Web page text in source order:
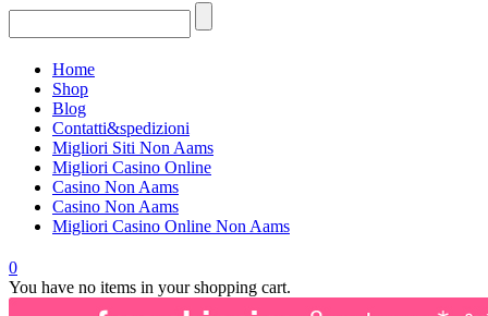
Home
Shop
Blog
Contatti&spedizioni
Migliori Siti Non Aams
Migliori Casino Online
Casino Non Aams
Casino Non Aams
Migliori Casino Online Non Aams
0
You have no items in your shopping cart.